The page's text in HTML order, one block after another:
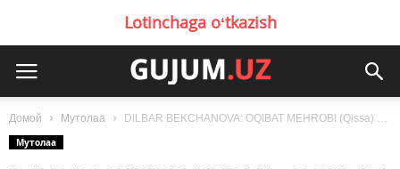
Lotinchaga oʻtkazish
Домой Мутолаа
DILBAR BEKCHANOVA: OQIBAT MEHROBI (Qissa) – Айбсиз айбдорлар (davomi)
Мутолаа